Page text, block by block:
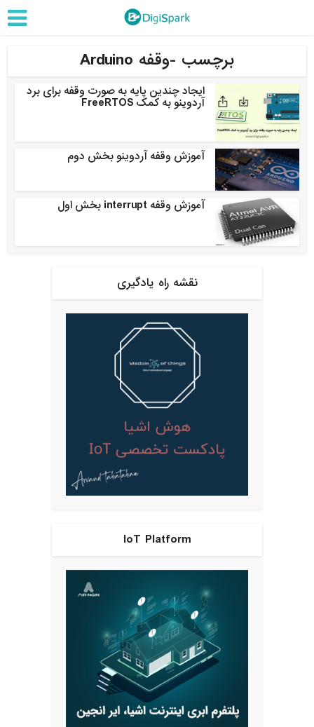
برچسب -وقفه Arduino
ایجاد چندین پایه به صورت وقفه برای برد
آردوینو به کمک FreeRTOS
آموزش وقفه آردوینو بخش دوم
آموزش وقفه interrupt بخش اول
نقشه راه یادگیری
IoT Platform